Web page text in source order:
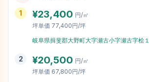
1 ¥23,400 円/㎡
坪単価 77,400円/坪
岐阜県揖斐郡大野町大字瀬古小字瀬古字桧１
2 ¥20,500 円/㎡
坪単価 67,800円/坪